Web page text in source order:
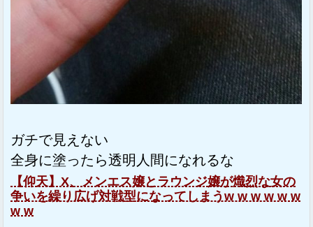
ガチで見えない
全身に塗ったら透明人間になれるな
【仰天】X、メンエス嬢とラウンジ嬢が熾烈な女の
争いを繰り広げ対戦型になってしまうw w w w w w
w w